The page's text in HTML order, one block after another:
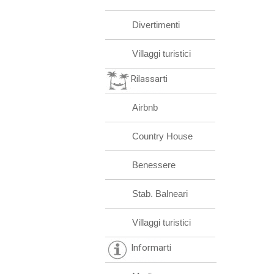
Divertimenti
Villaggi turistici
Rilassarti
Airbnb
Country House
Benessere
Stab. Balneari
Villaggi turistici
Informarti